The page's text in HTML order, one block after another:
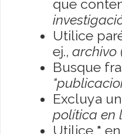
que
Utilice
ej., archivo
Busque
Excluya
política en
Utilice *